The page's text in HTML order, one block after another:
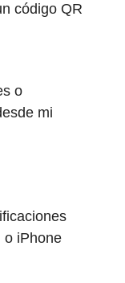
código QR
o
mi
o iPhone